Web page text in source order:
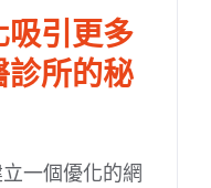
吸引更多
診所的秘
一個優化的網